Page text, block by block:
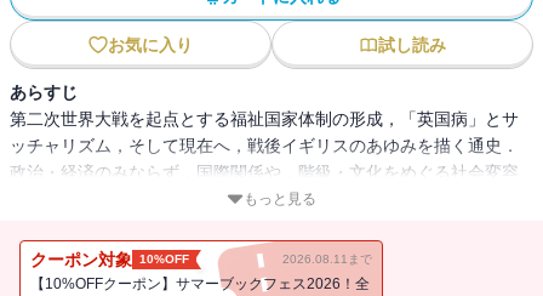
お気に入り 試し読み
あらすじ
第二次世界大戦を起点とする福祉国家体制の形成，「英国病」とサ
ッチャリズム，そして現在へ，戦後イギリスのあゆみを描く通史．
政治・経済のみならず，国際関係や，階級・文化をめぐる社会変容
にも着目し，多角的な現代史像を提示する．EU離脱に揺れるイギリ
もっと見る
クーポン対象 10%OFF 2026.08.11まで
【10%OFFクーポン】サマーブックフェス2026！全